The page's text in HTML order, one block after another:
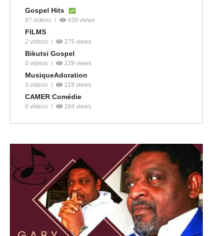
Gospel Hits
87 videos 420 views
FILMS
2 videos 275 views
Bikutsi Gospel
0 videos 229 views
MusiqueAdoration
3 videos 218 views
CAMER Comédie
0 videos 164 views